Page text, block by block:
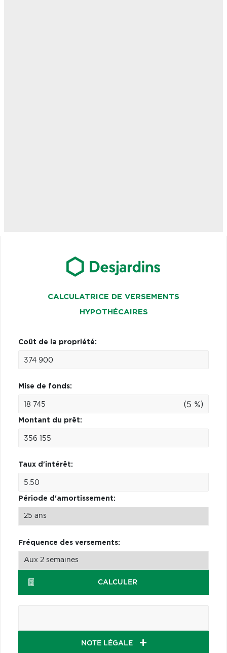
CALCULATRICE DE VERSEMENTS
HYPOTHÉCAIRES
Coût de la propriété:
Mise de fonds:
(5 %)
Montant du prêt:
Taux d'intérêt:
Période d'amortissement:
Fréquence des versements:
CALCULER
NOTE LÉGALE